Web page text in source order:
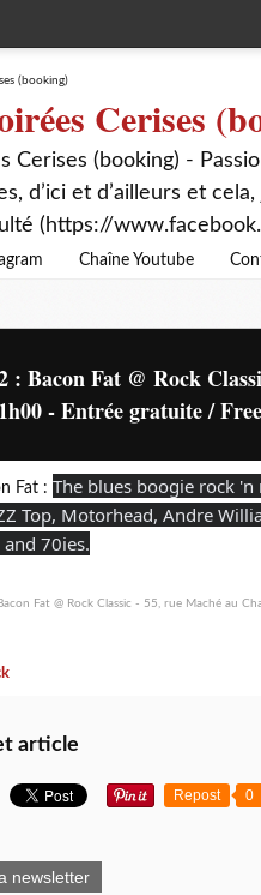
Cerises
Cerises (booking) -
d’ici et d’ailleurs et
(https://
Chaîne Youtube
: Bacon Fat @ Rock
- Entrée gratuite /
Fat : The blues boogie rock
Top, Motorhead, Andre
70ies.
article
Repost 0
newsletter